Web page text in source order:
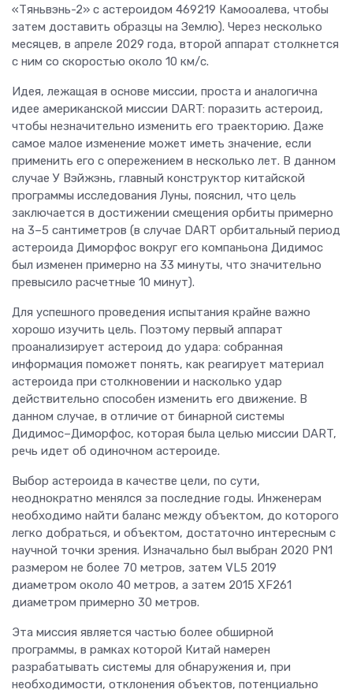
«Тяньвэнь-2» с астероидом 469219 Камооалева, чтобы
затем доставить образцы на Землю). Через несколько
месяцев, в апреле 2029 года, второй аппарат столкнется
с ним со скоростью около 10 км/с.
Идея, лежащая в основе миссии, проста и аналогична
идее американской миссии DART: поразить астероид,
чтобы незначительно изменить его траекторию. Даже
самое малое изменение может иметь значение, если
применить его с опережением в несколько лет. В данном
случае У Вэйжэнь, главный конструктор китайской
программы исследования Луны, пояснил, что цель
заключается в достижении смещения орбиты примерно
на 3–5 сантиметров (в случае DART орбитальный период
астероида Диморфос вокруг его компаньона Дидимос
был изменен примерно на 33 минуты, что значительно
превысило расчетные 10 минут).
Для успешного проведения испытания крайне важно
хорошо изучить цель. Поэтому первый аппарат
проанализирует астероид до удара: собранная
информация поможет понять, как реагирует материал
астероида при столкновении и насколько удар
действительно способен изменить его движение. В
данном случае, в отличие от бинарной системы
Дидимос–Диморфос, которая была целью миссии DART,
речь идет об одиночном астероиде.
Выбор астероида в качестве цели, по сути,
неоднократно менялся за последние годы. Инженерам
необходимо найти баланс между объектом, до которого
легко добраться, и объектом, достаточно интересным с
научной точки зрения. Изначально был выбран 2020 PN1
размером не более 70 метров, затем VL5 2019
диаметром около 40 метров, а затем 2015 XF261
диаметром примерно 30 метров.
Эта миссия является частью более обширной
программы, в рамках которой Китай намерен
разрабатывать системы для обнаружения и, при
необходимости, отклонения объектов, потенциально